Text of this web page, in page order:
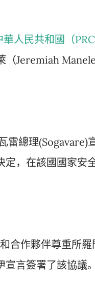
華人民共和國（
（Jeremiah
雷總理
定，在該國國家安
合作夥伴尊重所
言簽署了該協議。